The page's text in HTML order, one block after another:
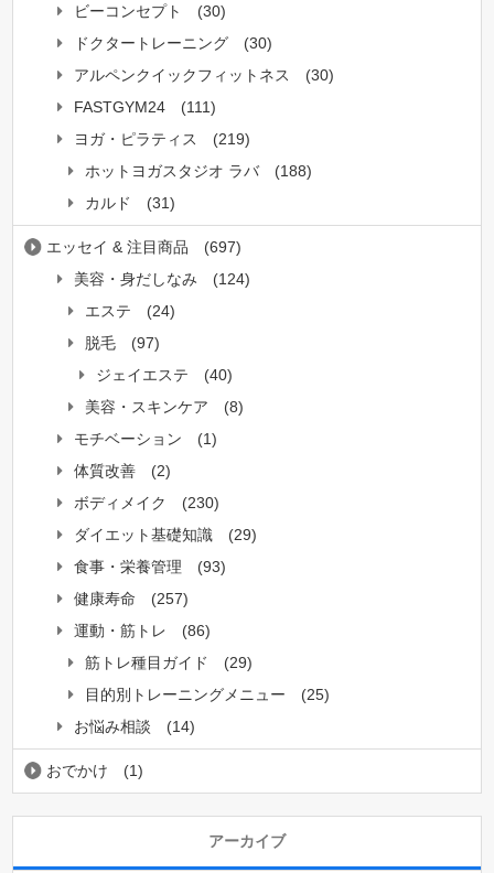
ビーコンセプト
(30)
ドクタートレーニング
(30)
アルペンクイックフィットネス
(30)
FASTGYM24
(111)
ヨガ・ピラティス
(219)
ホットヨガスタジオ ラバ
(188)
カルド
(31)
エッセイ & 注目商品
(697)
美容・身だしなみ
(124)
エステ
(24)
脱毛
(97)
ジェイエステ
(40)
美容・スキンケア
(8)
モチベーション
(1)
体質改善
(2)
ボディメイク
(230)
ダイエット基礎知識
(29)
食事・栄養管理
(93)
健康寿命
(257)
運動・筋トレ
(86)
筋トレ種目ガイド
(29)
目的別トレーニングメニュー
(25)
お悩み相談
(14)
おでかけ (1)
アーカイブ